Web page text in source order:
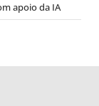
apoio da IA